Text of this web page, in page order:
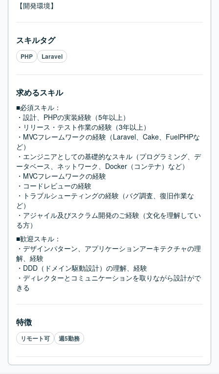
【開発環境】
スキルタグ
PHP Laravel
求めるスキル
■必須スキル：
・設計、PHPの実装経験（5年以上）
・リリース・テスト作業の経験（3年以上）
・MVCフレームワークの経験（Laravel、Cake、FuelPHPな
ど）
・エンジニアとしての基礎的なスキル（プログラミング、デ
ータベース、ネットワーク、Docker（コンテナ）など）
・MVCフレームワークの経験
・コードレビューの経験
・トラブルシューティングの経験（バグ調査、復旧作業な
ど）
・アジャイル及びスクラム開発のご経験（文化を理解してい
る方）
■歓迎スキル：
・デザインパターン、アプリケーションアーキテクチャの理
解、経験
・DDD（ドメイン駆動設計）の理解、経験
・ディレクターとコミュニケーションを取りながら設計がで
きる
特徴
リモート可 週5勤務